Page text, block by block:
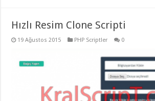
evden
taşımacılık,
gaziantep
taşıma,
gaziantep
Hızlı Resim Clone Scripti
19 Ağustos 2015 PHP Scriptler 0